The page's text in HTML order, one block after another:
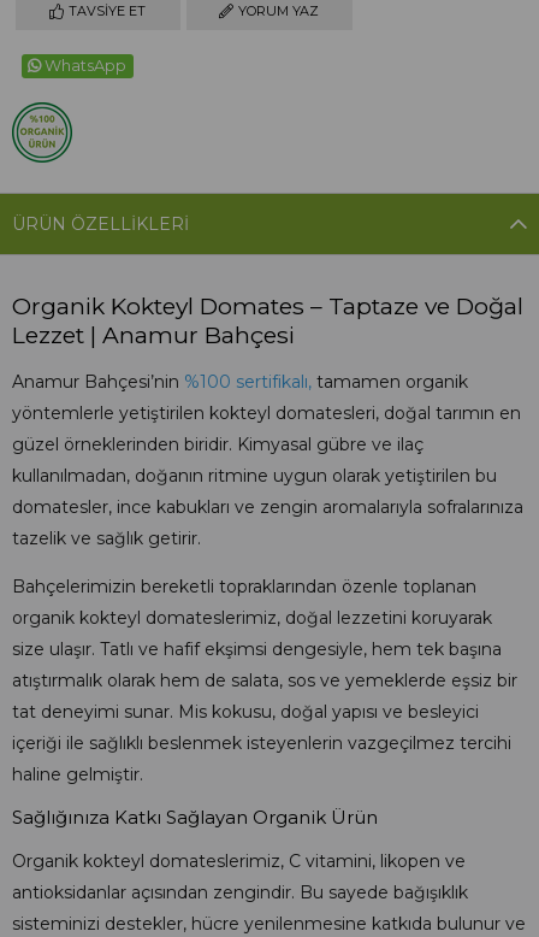
TAVSIYE ET YORUM YAZ
WhatsApp
ÜRÜN ÖZELLIKLERI
Organik Kokteyl Domates – Taptaze ve Doğal
Lezzet | Anamur Bahçesi
Anamur Bahçesi’nin %100 sertifikalı, tamamen organik
yöntemlerle yetiştirilen kokteyl domatesleri, doğal tarımın en
güzel örneklerinden biridir. Kimyasal gübre ve ilaç
kullanılmadan, doğanın ritmine uygun olarak yetiştirilen bu
domatesler, ince kabukları ve zengin aromalarıyla sofralarınıza
tazelik ve sağlık getirir.
Bahçelerimizin bereketli topraklarından özenle toplanan
organik kokteyl domateslerimiz, doğal lezzetini koruyarak
size ulaşır. Tatlı ve hafif ekşimsi dengesiyle, hem tek başına
atıştırmalık olarak hem de salata, sos ve yemeklerde eşsiz bir
tat deneyimi sunar. Mis kokusu, doğal yapısı ve besleyici
içeriği ile sağlıklı beslenmek isteyenlerin vazgeçilmez tercihi
haline gelmiştir.
Sağlığınıza Katkı Sağlayan Organik Ürün
Organik kokteyl domateslerimiz, C vitamini, likopen ve
antioksidanlar açısından zengindir. Bu sayede bağışıklık
sisteminizi destekler, hücre yenilenmesine katkıda bulunur ve